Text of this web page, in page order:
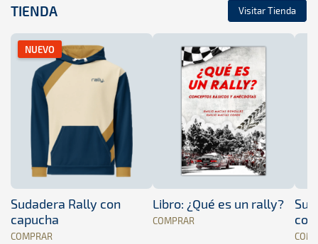
TIENDA Visitar Tienda
NUEVO
Sudadera Rally con
capucha
COMPRAR
Libro: ¿Qué es un rally?
COMPRAR